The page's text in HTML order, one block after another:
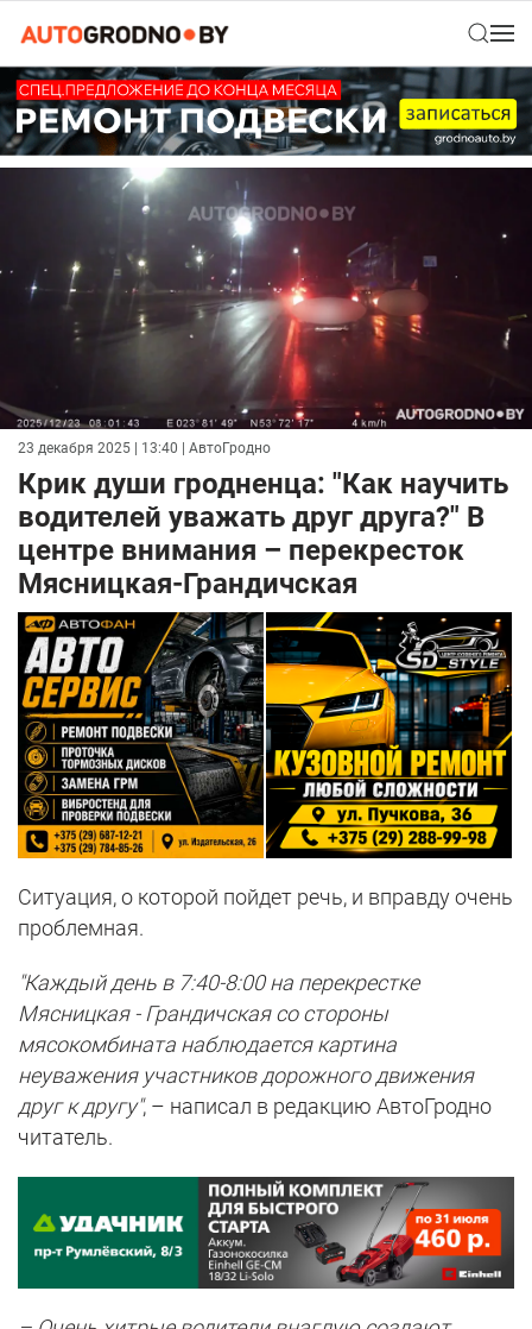
23 декабря 2025 | 13:40 | АвтоГродно
Крик души гродненца: "Как научить
водителей уважать друг друга?" В
центре внимания – перекресток
Мясницкая-Грандичская
Ситуация, о которой пойдет речь, и вправду очень
проблемная.
"Каждый день в 7:40-8:00 на перекрестке
Мясницкая - Грандичская со стороны
мясокомбината наблюдается картина
неуважения участников дорожного движения
друг к другу", – написал в редакцию АвтоГродно
читатель.